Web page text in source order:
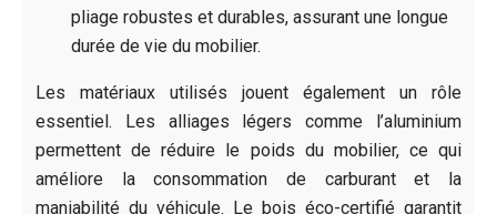
pliage robustes et durables, assurant une longue
durée de vie du mobilier.
Les matériaux utilisés jouent également un rôle
essentiel. Les alliages légers comme l’aluminium
permettent de réduire le poids du mobilier, ce qui
améliore la consommation de carburant et la
maniabilité du véhicule. Le bois éco-certifié garantit